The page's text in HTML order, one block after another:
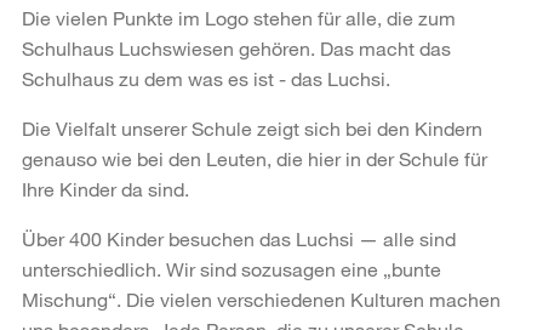
Die vielen Punkte im Logo stehen für alle, die zum
Schulhaus Luchswiesen gehören. Das macht das
Schulhaus zu dem was es ist - das Luchsi.
Die Vielfalt unserer Schule zeigt sich bei den Kindern
genauso wie bei den Leuten, die hier in der Schule für
Ihre Kinder da sind.
Über 400 Kinder besuchen das Luchsi — alle sind
unterschiedlich. Wir sind sozusagen eine „bunte
Mischung“. Die vielen verschiedenen Kulturen machen